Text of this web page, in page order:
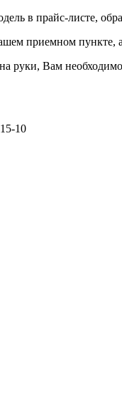
в прайс-листе,
приемном пункте,
руки, Вам
10